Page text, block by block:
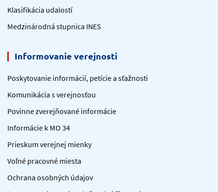
Klasifikácia udalostí
Medzinárodná stupnica INES
Informovanie verejnosti
Poskytovanie informácií, petície a sťažnosti
Komunikácia s verejnosťou
Povinne zverejňované informácie
Informácie k MO 34
Prieskum verejnej mienky
Voľné pracovné miesta
Ochrana osobných údajov